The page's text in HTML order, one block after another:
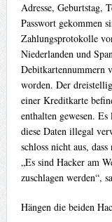
Adresse, Geburtstag,
Passwort gekommen
Zahlungsprotokolle
Niederlanden und
Debitkartennummern
worden. Der
einer Kreditkarte
enthalten gewesen.
diese Daten illegal
schloss nicht aus,
„Es sind Hacker am
zuschlagen werden“,
Hängen die beiden